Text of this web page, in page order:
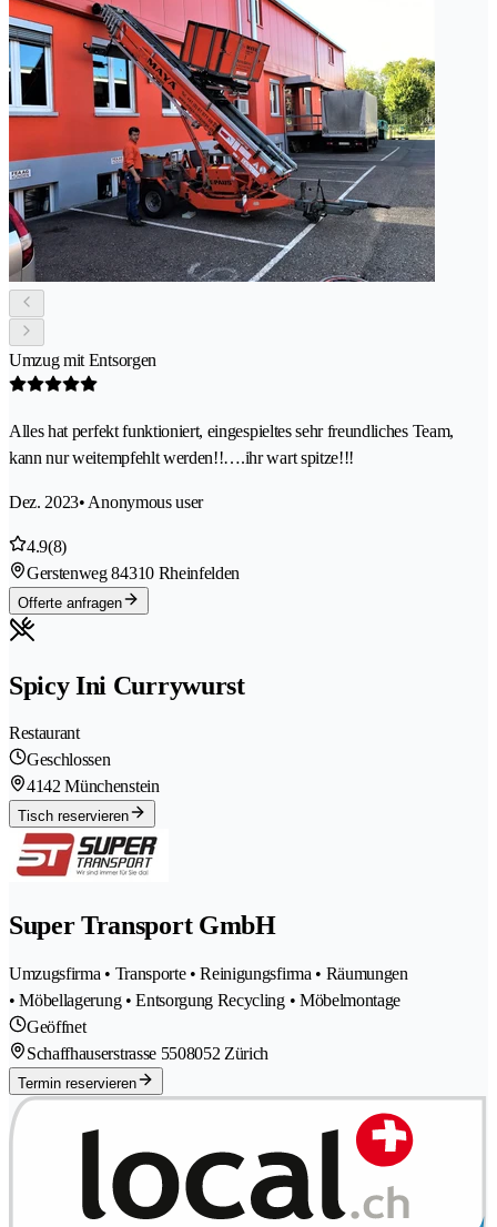
Umzug mit Entsorgen
Alles hat perfekt funktioniert, eingespieltes sehr freundliches Team,
kann nur weitempfehlt werden!!….ihr wart spitze!!!
Dez. 2023• Anonymous user
4.9(8)
Gerstenweg 84310 Rheinfelden
Offerte anfragen
Spicy Ini Currywurst
Restaurant
Geschlossen
4142 Münchenstein
Tisch reservieren
Super Transport GmbH
Umzugsfirma • Transporte • Reinigungsfirma • Räumungen
• Möbellagerung • Entsorgung Recycling • Möbelmontage
Geöffnet
Schaffhauserstrasse 5508052 Zürich
Termin reservieren